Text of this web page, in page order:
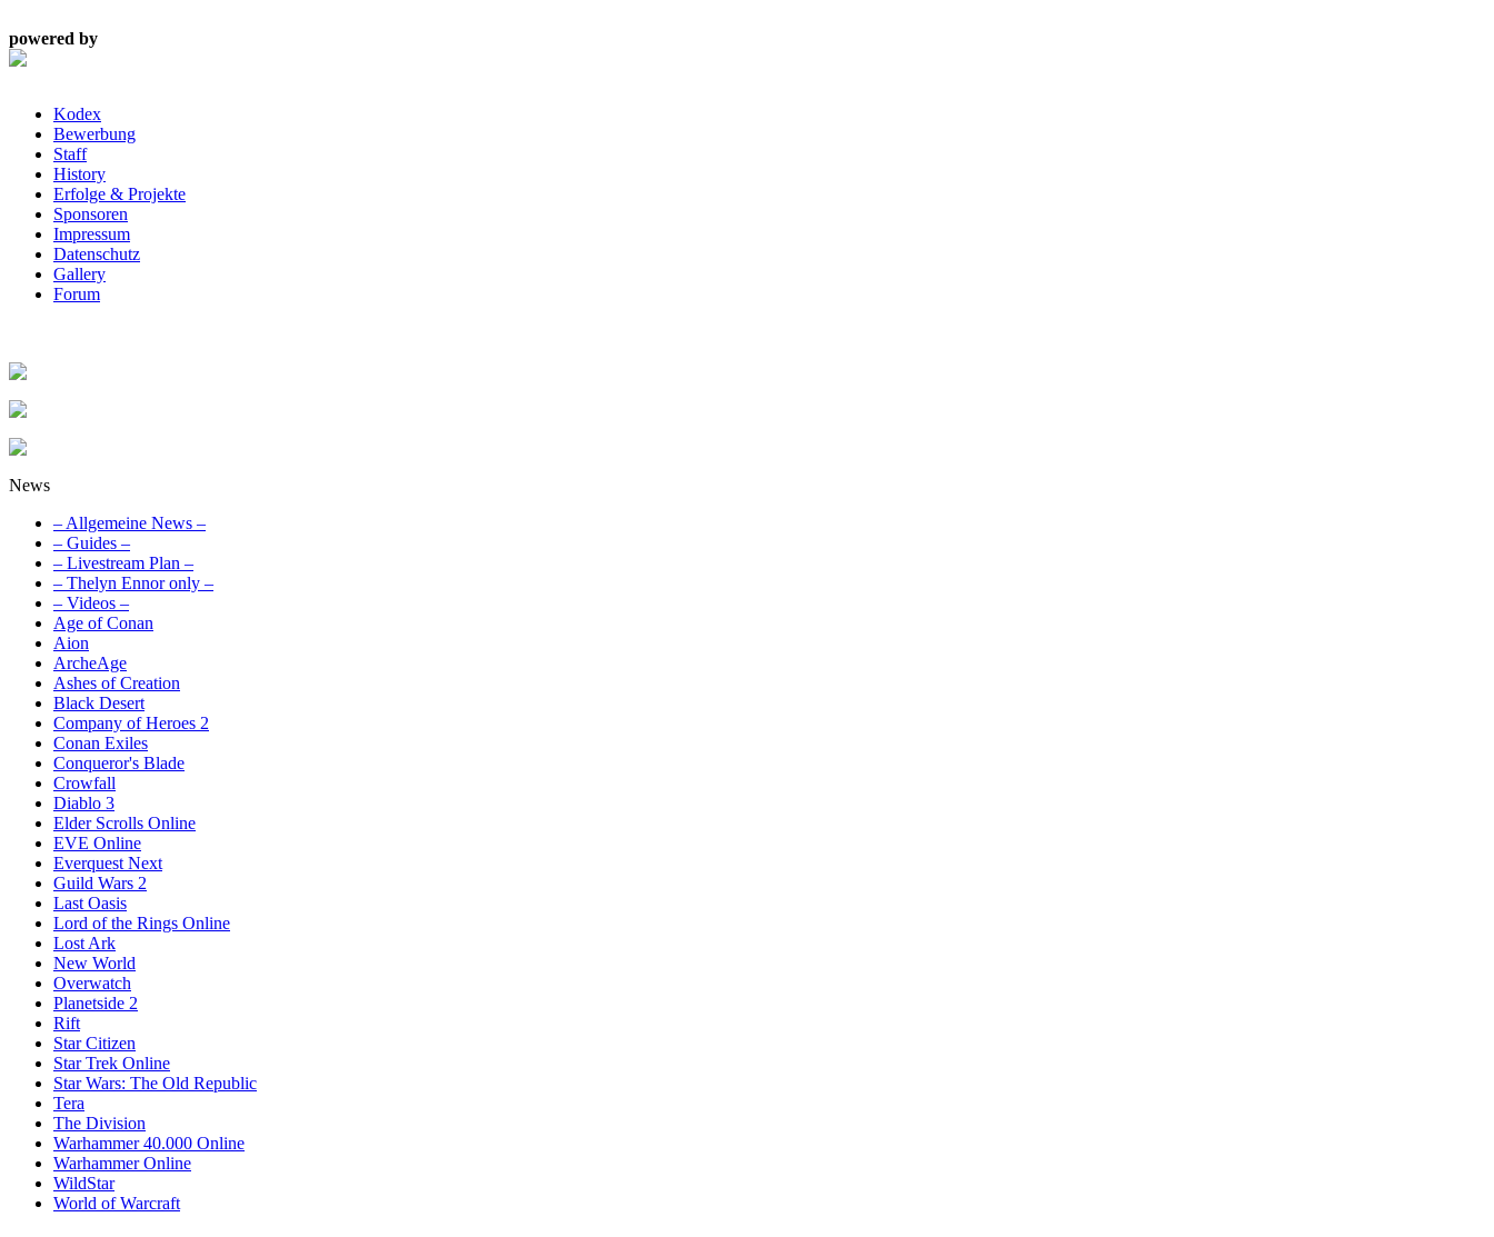
powered by
Kodex
Bewerbung
Staff
History
Erfolge & Projekte
Sponsoren
Impressum
Datenschutz
Gallery
Forum
News
– Allgemeine News –
– Guides –
– Livestream Plan –
– Thelyn Ennor only –
– Videos –
Age of Conan
Aion
ArcheAge
Ashes of Creation
Black Desert
Company of Heroes 2
Conan Exiles
Conqueror's Blade
Crowfall
Diablo 3
Elder Scrolls Online
EVE Online
Everquest Next
Guild Wars 2
Last Oasis
Lord of the Rings Online
Lost Ark
New World
Overwatch
Planetside 2
Rift
Star Citizen
Star Trek Online
Star Wars: The Old Republic
Tera
The Division
Warhammer 40.000 Online
Warhammer Online
WildStar
World of Warcraft